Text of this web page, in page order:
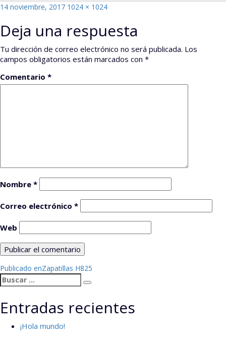
Publicado
14 noviembre, 2017 Tamaño
1024 × 1024
Deja una respuesta
Tu dirección de correo electrónico no será publicada. Los
campos obligatorios están marcados con *
Comentario *
Nombre *
Correo electrónico *
Web
Navegación
de
entradas
Publicado enZapatillas H825
Buscar
por:
Buscar
Entradas recientes
¡Hola mundo!